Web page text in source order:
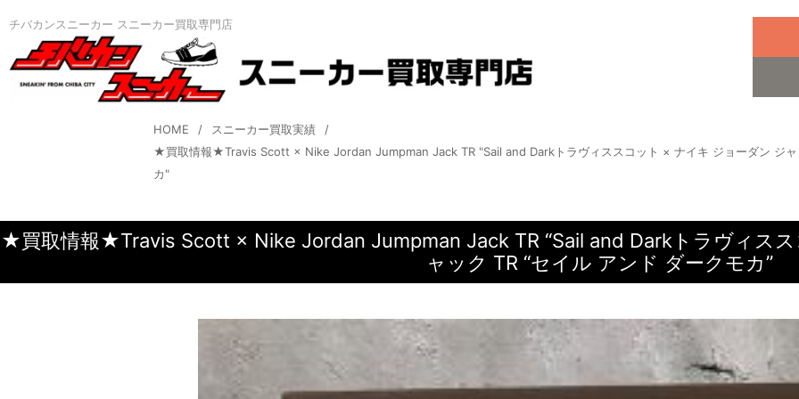
チバカンスニーカー スニーカー買取専門店
HOME
スニーカー買取実績
★買取情報★Travis Scott × Nike Jordan Jumpman Jack TR "Sail and Darkトラヴィススコット × ナイキ ジョーダン ジャ
カ"
★買取情報★Travis Scott × Nike Jordan Jumpman Jack TR “Sail and Darkトラヴィス
ャック TR “セイル アンド ダークモカ”